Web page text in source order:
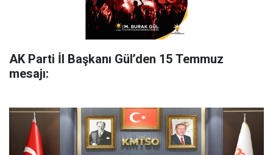
AK Parti İl Başkanı Gül’den 15 Temmuz
mesajı: